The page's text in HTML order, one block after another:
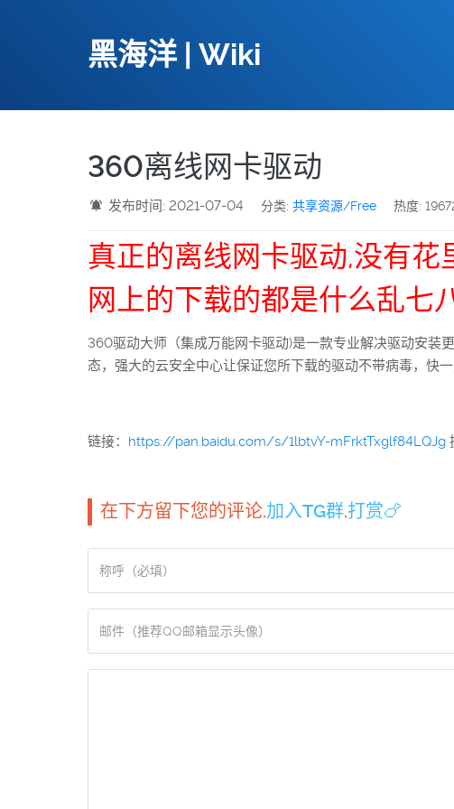
黑海洋 | Wiki
360离线网卡驱动
发布时间: 2021-07-04 分类:共享资源/Free 热度:
真正的离线网卡驱动,没有花
网上的下载的都是什么乱七
360驱动大师（集成万能网卡驱动)是一款专业解决驱动安装
态，强大的云安全中心让保证您所下载的驱动不带病毒，快
链接： https://pan.baidu.com/s/1lbtvY-mFrktTxglf84LQJg
在下方留下您的评论.加入TG群.打赏🍗